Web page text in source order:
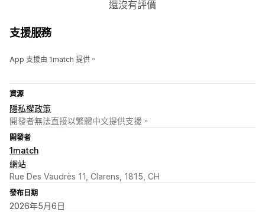
還沒有評價
支援服務
App 支援由 1match 提供。
資源
隱私權政策
開發者無法直接以繁體中文提供支援。
開發者
1match
網站
Rue Des Vaudrès 11, Clarens, 1815, CH
發布日期
2026年5月6日